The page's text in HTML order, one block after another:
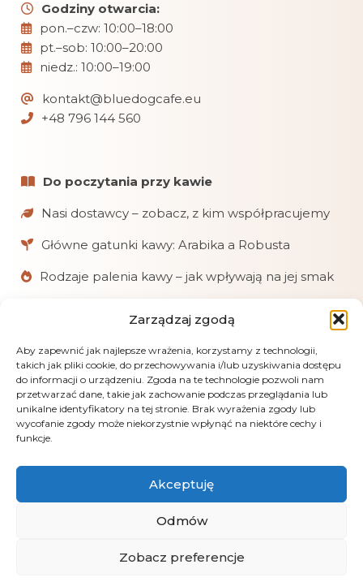
Zarządzaj zgodą
Aby zapewnić jak najlepsze wrażenia, korzystamy z technologii,
takich jak pliki cookie, do przechowywania i/lub uzyskiwania dostępu
do informacji o urządzeniu. Zgoda na te technologie pozwoli nam
przetwarzać dane, takie jak zachowanie podczas przeglądania lub
unikalne identyfikatory na tej stronie. Brak wyrażenia zgody lub
wycofanie zgody może niekorzystnie wpłynąć na niektóre cechy i
funkcje.
Akceptuję
Odmów
Zobacz preferencje
Godziny otwarcia:
pon.–czw: 10:00–18:00
pt.–sob: 10:00–20:00
niedz.: 10:00–19:00
kontakt@bluedogcafe.eu
+48 796 144 560
Do poczytania przy kawie
Nasi dostawcy – zobacz, z kim współpracujemy
Główne gatunki kawy: Arabika a Robusta
Rodzaje palenia kawy – jak wpływają na jej smak
Chętnie pomagamy klientom w doborze kaw
i akcesoriów.
Realizujemy zamówienia online, mailowe
i telefoniczne.
LensGaze – fotografia artystyczna Andrus Markus